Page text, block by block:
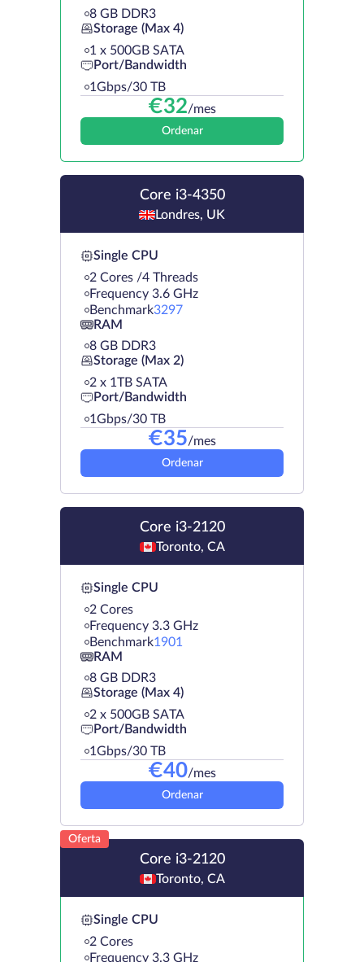
8 GB DDR3
Storage (Max 4)
1 х 500GB SATA
Port/Bandwidth
1Gbps/30 TB
€32/mes
Ordenar
Core i3-4350
Londres, UK
Single CPU
2 Cores /4 Threads
Frequency 3.6 GHz
Benchmark3297
RAM
8 GB DDR3
Storage (Max 2)
2 х 1TB SATA
Port/Bandwidth
1Gbps/30 TB
€35/mes
Ordenar
Core i3-2120
Toronto, CA
Single CPU
2 Cores
Frequency 3.3 GHz
Benchmark1901
RAM
8 GB DDR3
Storage (Max 4)
2 х 500GB SATA
Port/Bandwidth
1Gbps/30 TB
€40/mes
Ordenar
Oferta
Core i3-2120
Toronto, CA
Single CPU
2 Cores
Frequency 3.3 GHz